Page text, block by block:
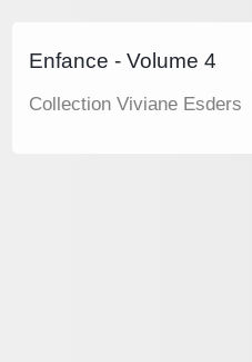
Enfance - Volume 4
Collection Viviane Esders